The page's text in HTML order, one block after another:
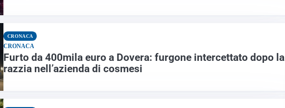
CRONACA
CRONACA
Furto da 400mila euro a Dovera: furgone intercettato dopo la
razzia nell’azienda di cosmesi